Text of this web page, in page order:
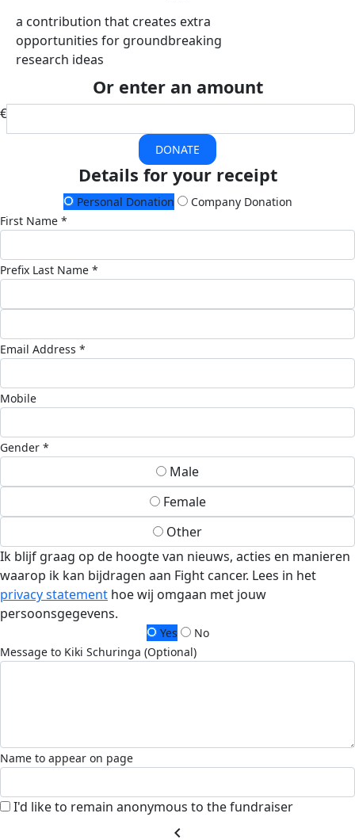
a contribution that creates extra
opportunities for groundbreaking
research ideas
Or enter an amount
€
DONATE
Details for your receipt
Personal Donation
Company Donation
First Name *
Prefix Last Name *
Email Address *
Mobile
Gender *
Male
Female
Other
Ik blijf graag op de hoogte van nieuws, acties en manieren
waarop ik kan bijdragen aan Fight cancer. Lees in het
privacy statement hoe wij omgaan met jouw
persoonsgegevens.
Yes
No
Message to Kiki Schuringa (Optional)
Name to appear on page
I'd like to remain anonymous to the fundraiser
chevron_left